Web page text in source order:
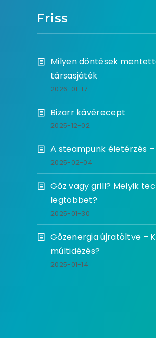
Friss
Milyen döntések
társasjáték
2026-01-17
Bizarr kávérecept
2025-12-02
A steampunk életérzés
2025-02-04
Gőz vagy grill? Melyik
legtöbbet?
2025-01-30
Gőzenergia újratöltve –
múltidézés?
2025-01-14